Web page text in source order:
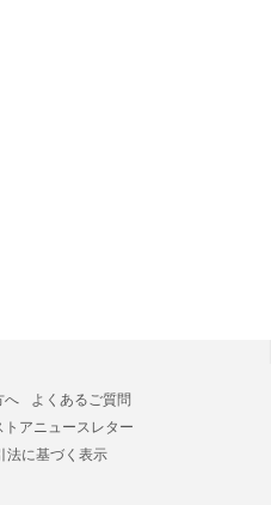
へ
よくあるご質問
トアニュースレター
法に基づく表示